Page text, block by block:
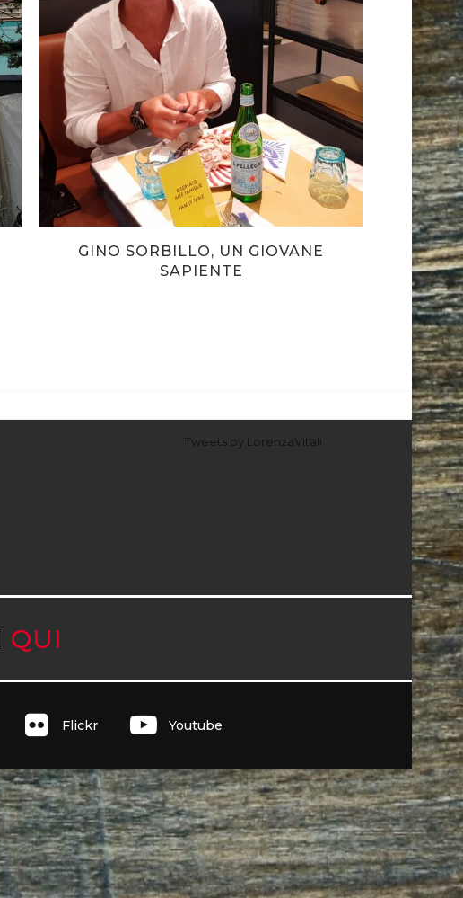
GINO SORBILLO, UN GIOVANE
SAPIENTE
Tweets by LorenzaVitali
QUI
Flickr Youtube